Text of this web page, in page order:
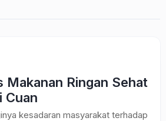
Makanan Ringan Sehat
Cuan
kesadaran masyarakat terhadap